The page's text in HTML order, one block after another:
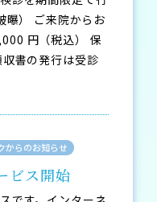
） ご来院からお
円（税込） 保
書の発行は受診
からのお知らせ
ビス開始